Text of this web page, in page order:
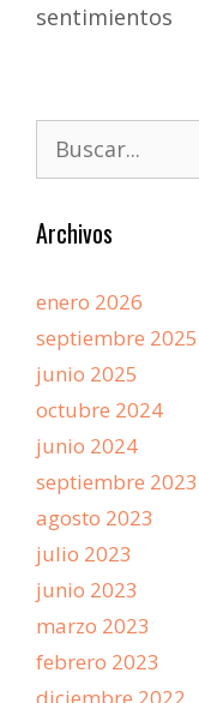
sentimientos
Archivos
enero 2026
septiembre 2025
junio 2025
octubre 2024
junio 2024
septiembre 2023
agosto 2023
julio 2023
junio 2023
marzo 2023
febrero 2023
diciembre 2022